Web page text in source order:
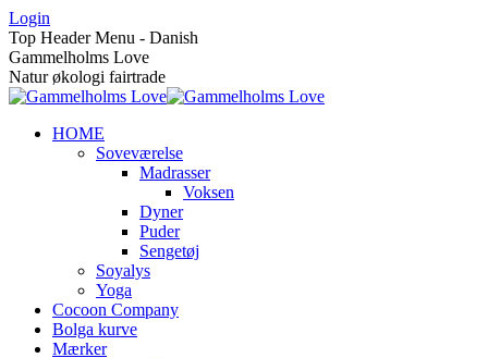
Skip
to
content
Login
Top Header Menu - Danish
Gammelholms Love
Natur økologi fairtrade
HOME
Soveværelse
Madrasser
Voksen
Dyner
Puder
Sengetøj
Soyalys
Yoga
Cocoon Company
Bolga kurve
Mærker